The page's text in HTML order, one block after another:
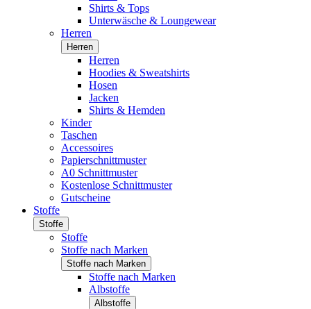
Shirts & Tops
Unterwäsche & Loungewear
Herren
Herren
Herren
Hoodies & Sweatshirts
Hosen
Jacken
Shirts & Hemden
Kinder
Taschen
Accessoires
Papierschnittmuster
A0 Schnittmuster
Kostenlose Schnittmuster
Gutscheine
Stoffe
Stoffe
Stoffe
Stoffe nach Marken
Stoffe nach Marken
Stoffe nach Marken
Albstoffe
Albstoffe